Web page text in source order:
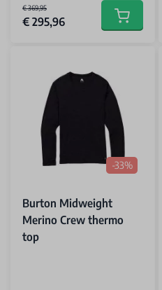
€ 369,95
€ 295,96 Add to cart
-33%
Burton Midweight
Merino Crew thermo
top